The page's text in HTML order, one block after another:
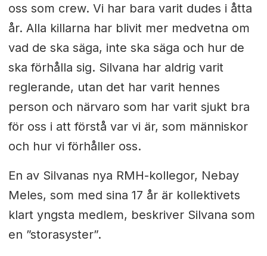
oss som crew. Vi har bara varit dudes i åtta
år. Alla killarna har blivit mer medvetna om
vad de ska säga, inte ska säga och hur de
ska förhålla sig. Silvana har aldrig varit
reglerande, utan det har varithennes
person och närvaro som har varit sjukt bra
för oss i att förstå var vi är, som människor
och hur vi förhåller oss.
En av Silvanas nya RMH-kollegor, Nebay
Meles, som med sina 17 år är kollektivets
klart yngsta medlem, beskriver Silvana som
en ”storasyster”.